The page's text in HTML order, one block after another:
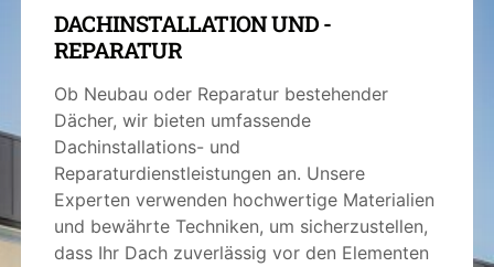
DACHINSTALLATION UND -
REPARATUR
Ob Neubau oder Reparatur bestehender
Dächer, wir bieten umfassende
Dachinstallations- und
Reparaturdienstleistungen an. Unsere
Experten verwenden hochwertige Materialien
und bewährte Techniken, um sicherzustellen,
dass Ihr Dach zuverlässig vor den Elementen